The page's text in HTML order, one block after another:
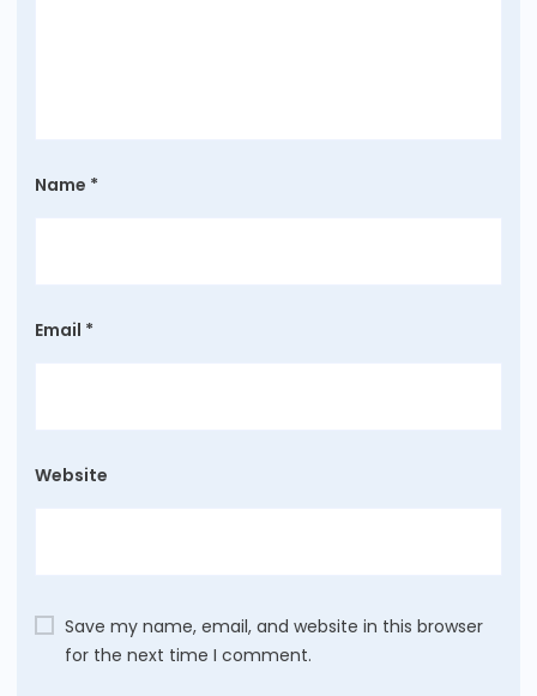
Name *
Email *
Website
Save my name, email, and website in this browser
for the next time I comment.